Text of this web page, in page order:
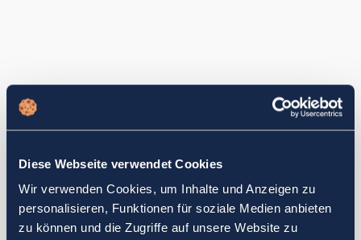
Diese Webseite verwendet Cookies
Wir verwenden Cookies, um Inhalte und Anzeigen zu
personalisieren, Funktionen für soziale Medien anbieten
zu können und die Zugriffe auf unsere Website zu